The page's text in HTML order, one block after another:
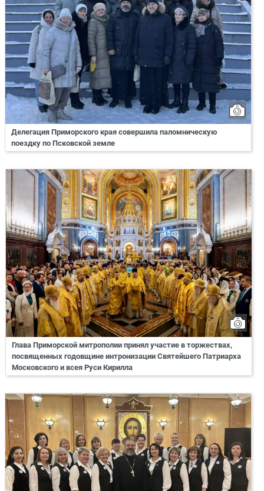
Делегация Приморского края совершила паломническую
поездку по Псковской земле
Глава Приморской митрополии принял участие в торжествах,
посвященных годовщине интронизации Святейшего Патриарха
Московского и всея Руси Кирилла